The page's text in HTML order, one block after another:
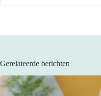
Gerelateerde berichten